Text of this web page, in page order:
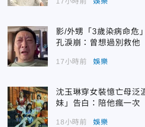
影/外甥「3歲染病命
孔淚崩：曾想過別救他
17小時前 娛樂
沈玉琳穿女裝憶亡母
妹」告白：陪他瘋一次
18小時前 娛樂